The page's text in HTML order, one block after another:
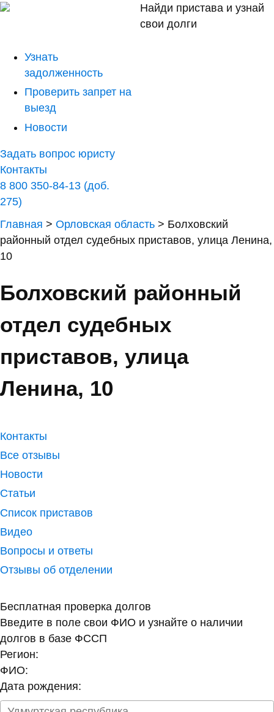
Найди пристава и узнай
свои долги
Узнать
задолженность
Проверить запрет на
выезд
Новости
Задать вопрос юристу
Контакты
8 800 350-84-13 (доб.
275)
Главная > Орловская область > Болховский
районный отдел судебных приставов, улица Ленина,
10
Болховский районный
отдел судебных
приставов, улица
Ленина, 10
Контакты
Все отзывы
Новости
Статьи
Список приставов
Видео
Вопросы и ответы
Отзывы об отделении
Бесплатная проверка долгов
Введите в поле свои ФИО и узнайте о наличии
долгов в базе ФССП
Регион:
ФИО:
Дата рождения: